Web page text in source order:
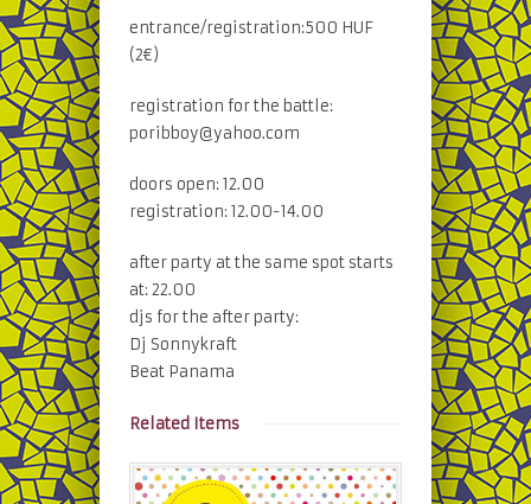
entrance/registration:500 HUF
(2€)
registration for the battle:
poribboy@yahoo.com
doors open: 12.00
registration: 12.00-14.00
after party at the same spot starts
at: 22.00
djs for the after party:
Dj Sonnykraft
Beat Panama
Related Items